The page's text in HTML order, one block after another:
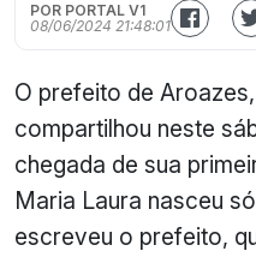
POR PORTAL V1
08/06/2024 21:48:01
O prefeito de
compartilhou neste
chegada de sua
Maria Laura nasceu
escreveu o prefeito,